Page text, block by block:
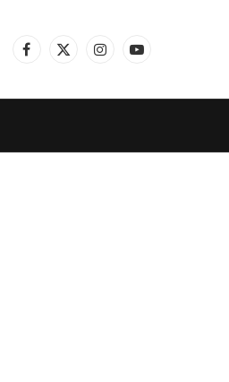
Facebook
X
InstagramYouTube